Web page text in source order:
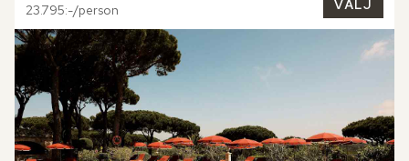
23.795:-/person VÄLJ